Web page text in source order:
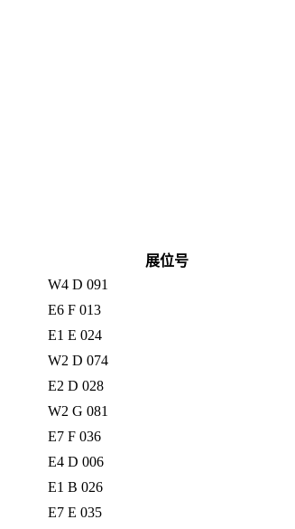
展位号
W4 D 091
E6 F 013
E1 E 024
W2 D 074
E2 D 028
W2 G 081
E7 F 036
E4 D 006
E1 B 026
E7 E 035